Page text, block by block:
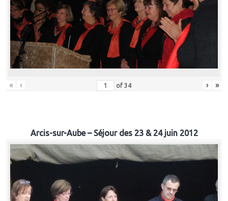
« ‹ of 34 › »
Arcis-sur-Aube – Séjour des 23 & 24 juin 2012